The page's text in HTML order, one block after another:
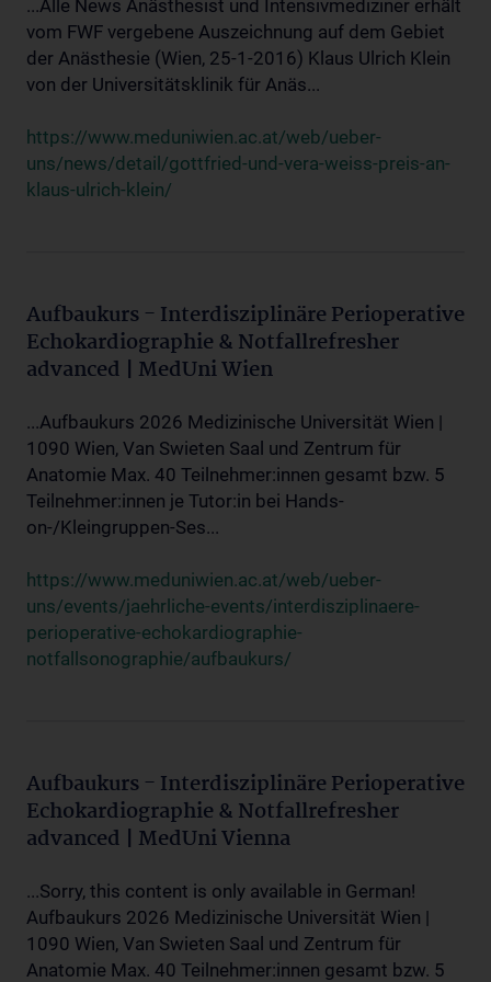
...Alle News Anästhesist und Intensivmediziner erhält
vom FWF vergebene Auszeichnung auf dem Gebiet
der Anästhesie (Wien, 25-1-2016) Klaus Ulrich Klein
von der Universitätsklinik für Anäs...
https://www.meduniwien.ac.at/web/ueber-
uns/news/detail/gottfried-und-vera-weiss-preis-an-
klaus-ulrich-klein/
Aufbaukurs - Interdisziplinäre Perioperative
Echokardiographie & Notfallrefresher
advanced | MedUni Wien
...Aufbaukurs 2026 Medizinische Universität Wien |
1090 Wien, Van Swieten Saal und Zentrum für
Anatomie Max. 40 Teilnehmer:innen gesamt bzw. 5
Teilnehmer:innen je Tutor:in bei Hands-
on-/Kleingruppen-Ses...
https://www.meduniwien.ac.at/web/ueber-
uns/events/jaehrliche-events/interdisziplinaere-
perioperative-echokardiographie-
notfallsonographie/aufbaukurs/
Aufbaukurs - Interdisziplinäre Perioperative
Echokardiographie & Notfallrefresher
advanced | MedUni Vienna
...Sorry, this content is only available in German!
Aufbaukurs 2026 Medizinische Universität Wien |
1090 Wien, Van Swieten Saal und Zentrum für
Anatomie Max. 40 Teilnehmer:innen gesamt bzw. 5